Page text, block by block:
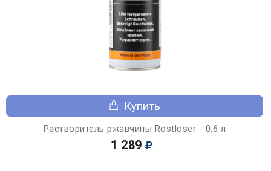
Купить
Растворитель ржавчины Rostloser - 0,6 л
1 289